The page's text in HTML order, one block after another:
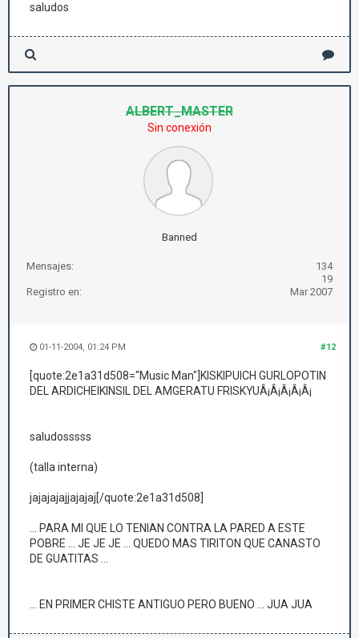
saludos
ALBERT_MASTER
Sin conexión
Banned
Mensajes:
134
19
Registro en:
Mar 2007
#12
01-11-2004, 01:24 PM
[quote:2e1a31d508="Music Man"]KISKIPUICH GURLOPOTIN
DEL ARDICHEIKINSIL DEL AMGERATU FRISKYUÂ¡Â¡Â¡Â¡Â¡
saludosssss
(talla interna)
jajajajajjajajaj[/quote:2e1a31d508]
... PARA MI QUE LO TENIAN CONTRA LA PARED A ESTE
POBRE ... JE JE JE ... QUEDO MAS TIRITON QUE CANASTO
DE GUATITAS ...
... EN PRIMER CHISTE ANTIGUO PERO BUENO ... JUA JUA